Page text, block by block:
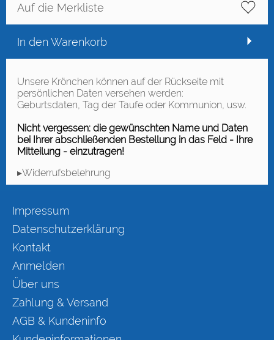
Auf die Merkliste
In den Warenkorb
Unsere Krönchen können auf der Rückseite mit
persönlichen Daten versehen werden:
Geburtsdaten, Tag der Taufe oder Kommunion, usw.
Nicht vergessen: die gewünschten Name und Daten
bei Ihrer abschließenden Bestellung in das Feld - Ihre
Mitteilung - einzutragen!
▸Widerrufsbelehrung
Impressum
Datenschutzerklärung
Kontakt
Anmelden
Über uns
Zahlung & Versand
AGB & Kundeninfo